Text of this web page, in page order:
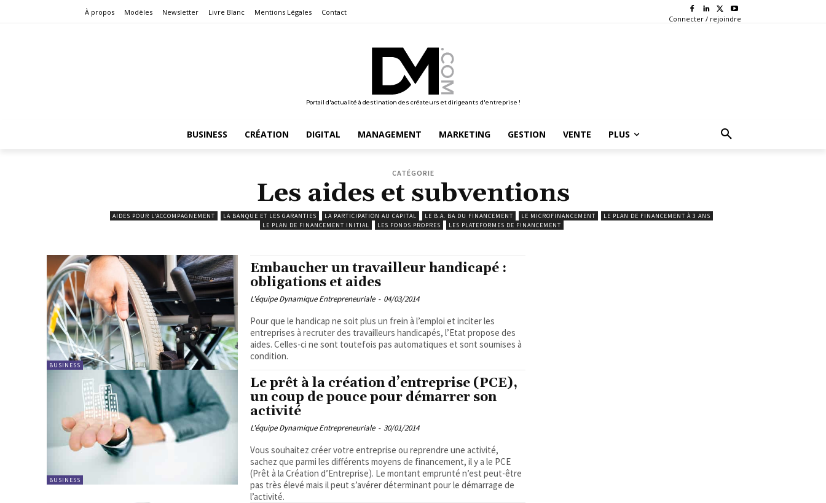
À propos Modèles Newsletter Livre Blanc Mentions Légales Contact
Connecter / rejoindre
Portail d'actualité à destination des créateurs et dirigeants d'entreprise !
BUSINESS CRÉATION DIGITAL MANAGEMENT MARKETING GESTION VENTE PLUS
CATÉGORIE
Les aides et subventions
AIDES POUR L'ACCOMPAGNEMENT LA BANQUE ET LES GARANTIES LA PARTICIPATION AU CAPITAL LE B.A. BA DU FINANCEMENT LE MICROFINANCEMENT
LE PLAN DE FINANCEMENT À 3 ANS
LE PLAN DE FINANCEMENT INITIAL
LES FONDS PROPRES LES PLATEFORMES DE FINANCEMENT
BUSINESS
Embaucher un travailleur handicapé :
obligations et aides
L'équipe Dynamique Entrepreneuriale - 04/03/2014
Pour que le handicap ne soit plus un frein à l’emploi et inciter les
entreprises à recruter des travailleurs handicapés, l’Etat propose des
aides. Celles-ci ne sont toutefois pas automatiques et sont soumises à
condition.
BUSINESS
Le prêt à la création d’entreprise (PCE),
un coup de pouce pour démarrer son
activité
L'équipe Dynamique Entrepreneuriale - 30/01/2014
Vous souhaitez créer votre entreprise ou reprendre une activité,
sachez que parmi les différents moyens de financement, il y a le PCE
(Prêt à la Création d’Entreprise). Le montant emprunté n’est peut-être
pas très élevé mais il peut s’avérer déterminant pour le démarrage de
l’activité.